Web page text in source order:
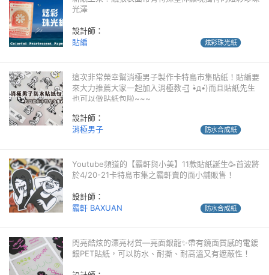
光澤
設計師：
貼編
炫彩珠光紙
這次非常榮幸幫消極男子製作卡特島市集貼紙！貼編要
來大力推薦大家一起加入消極教=͟͟͞͞( •̀д•́)而且貼紙先生
也可以做貼紙包啦~~~
設計師：
消極男子
防水合成紙
Youtube頻道的【霸軒與小美】11款貼紙誕生🥳首波將
於4/20-21卡特島市集之霸軒賣的面小舖販售！
設計師：
霸軒 BAXUAN
防水合成紙
閃亮酷炫的漂亮材質—亮面銀龍✨帶有鏡面質感的電鍍
銀PET貼紙，可以防水、耐撕、耐高溫又有遮蔽性！